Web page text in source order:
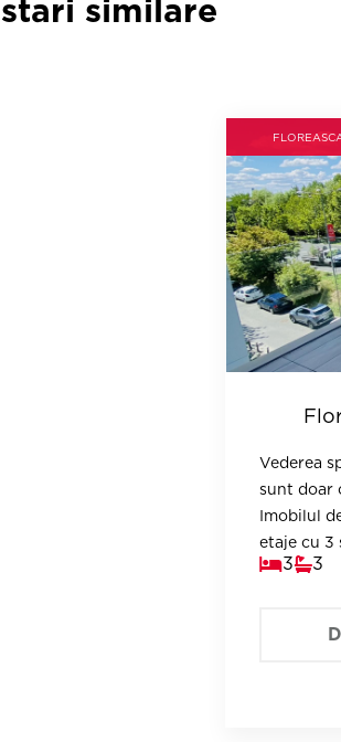
similare
Vederea
sunt doar cateva atuuri ale
Imobilul
etaje cu 3
multor
3 3